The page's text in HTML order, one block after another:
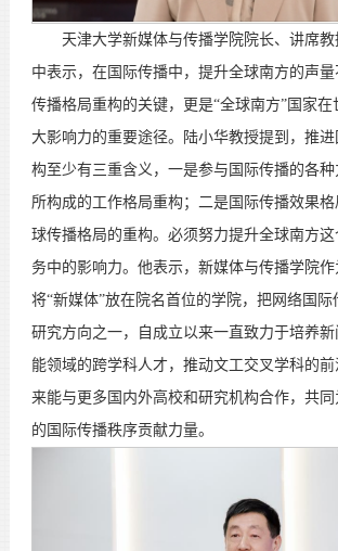
天津大学新媒体与传播学院院长、讲席
中表示，在国际传播中，提升全球南方的声
传播格局重构的关键，更是“全球南方”国家
大影响力的重要途径。陆小华教授提到，推
构至少有三重含义，一是参与国际传播的各
所构成的工作格局重构；二是国际传播效果
球传播格局的重构。必须努力提升全球南方
务中的影响力。他表示，新媒体与传播学院
将“新媒体”放在院名首位的学院，把网络国
研究方向之一，自成立以来一直致力于培养
能领域的跨学科人才，推动文工交叉学科的
来能与更多国内外高校和研究机构合作，共
的国际传播秩序贡献力量。